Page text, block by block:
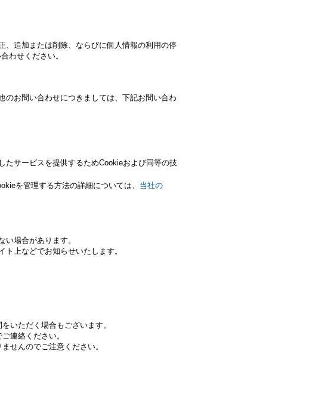
、追加または削除、ならびに個人情報の利用の停
わせください。
のお問い合わせにつきましては、下記お問い合わ
たサービスを提供するためCookieおよび同等の技
を管理する方法の詳細については、 当社の
場合があります。
上などでお知らせいたします。
いただく場合もございます。
連絡ください。
せんのでご注意ください。